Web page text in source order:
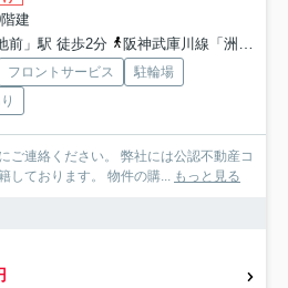
建
前」駅 徒歩2分
阪神武庫川線「洲先」駅 徒歩11分
フロントサービス
駐輪場
。 弊社には公認不動産コ
しております。 物件の購... もっと見る